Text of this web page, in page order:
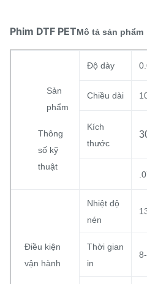
Phim DTF PETMô tả sản phẩm
Sản
phẩm
Thông
số kỹ
thuật
Độ dày
Chiều dài
Kích
thước
Điều kiện
vận hành
Nhiệt độ
nén
Thời gian
in